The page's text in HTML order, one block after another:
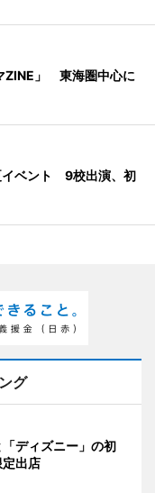
ZINE」 東海圏中心に
イベント 9校出演、初
グ
ディズニー」の初
出店